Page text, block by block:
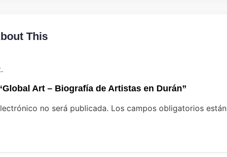
This
Art – Biografía de Artistas en Durán”
no será publicada. Los campos obligatorios están